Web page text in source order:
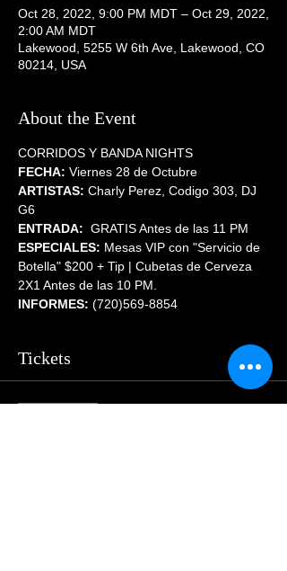
Oct 28, 2022, 9:00 PM MDT – Oct 29, 2022,
2:00 AM MDT
Lakewood, 5255 W 6th Ave, Lakewood, CO
80214, USA
About the Event
CORRIDOS Y BANDA NIGHTS
FECHA: Viernes 28 de Octubre
ARTISTAS: Charly Perez, Codigo 303, DJ
G6
ENTRADA: GRATIS Antes de las 11 PM
ESPECIALES: Mesas VIP con "Servicio de
Botella" $200 + Tip | Cubetas de Cerveza
2X1 Antes de las 10 PM.
INFORMES: (720)569-8854
Tickets